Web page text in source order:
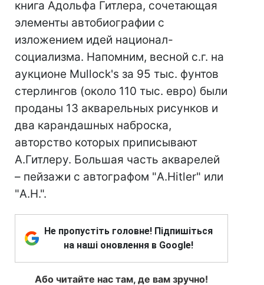
книга Адольфа Гитлера, сочетающая
элементы автобиографии с
изложением идей национал-
социализма. Напомним, весной с.г. на
аукционе Mullock's за 95 тыс. фунтов
стерлингов (около 110 тыс. евро) были
проданы 13 акварельных рисунков и
два карандашных наброска,
авторство которых приписывают
А.Гитлеру. Большая часть акварелей
– пейзажи с автографом "A.Hitler" или
"A.H.".
Не пропустіть головне! Підпишіться
на наші оновлення в Google!
Або читайте нас там, де вам зручно!